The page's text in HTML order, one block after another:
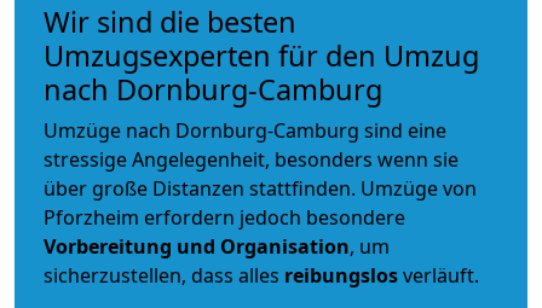
Wir sind die besten
Umzugsexperten für den Umzug
nach Dornburg-Camburg
Umzüge nach Dornburg-Camburg sind eine
stressige Angelegenheit, besonders wenn sie
über große Distanzen stattfinden. Umzüge von
Pforzheim erfordern jedoch besondere
Vorbereitung und Organisation, um
sicherzustellen, dass alles reibungslosverläuft.